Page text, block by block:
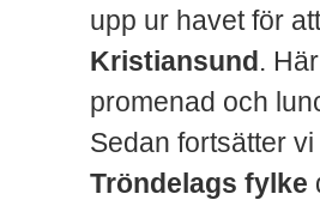
upp ur havet för
Kristiansund.
promenad och
Sedan fortsätter
Tröndelags fylke